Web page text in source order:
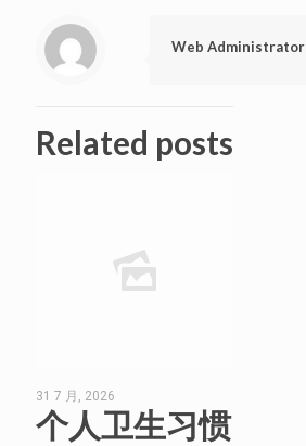
Web Administrator
Related posts
31 7 月, 2026
个人卫生习惯